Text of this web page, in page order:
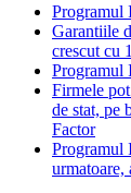
Programul
Garantiile
crescut cu
Programul
Firmele
de stat, pe
Factor
Programul